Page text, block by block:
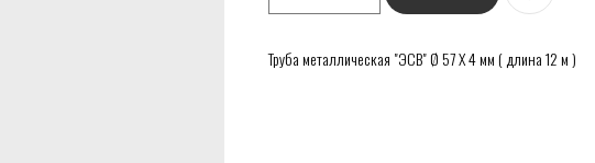
Труба металлическая "ЭСВ" Ø 57 Х 4 мм ( длина 12 м )